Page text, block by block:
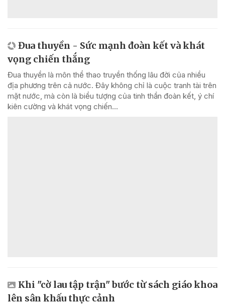
Đua thuyền - Sức mạnh đoàn kết và khát
vọng chiến thắng
Đua thuyền là môn thể thao truyền thống lâu đời của nhiều
địa phương trên cả nước. Đây không chỉ là cuộc tranh tài trên
mặt nước, mà còn là biểu tượng của tinh thần đoàn kết, ý chí
kiên cường và khát vọng chiến...
Khi "cờ lau tập trận" bước từ sách giáo khoa
lên sân khấu thực cảnh